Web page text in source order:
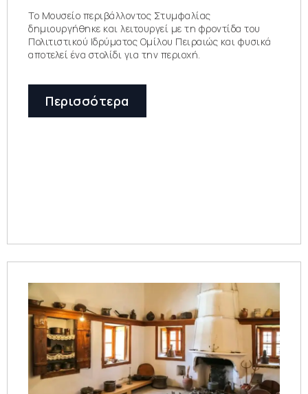
Το Μουσείο περιβάλλοντος Στυμφαλίας
δημιουργήθηκε και λειτουργεί με τη φροντίδα του
Πολιτιστικού Ιδρύματος Ομίλου Πειραιώς και φυσικά
αποτελεί ένα στολίδι για την περιοχή.
Περισσότερα